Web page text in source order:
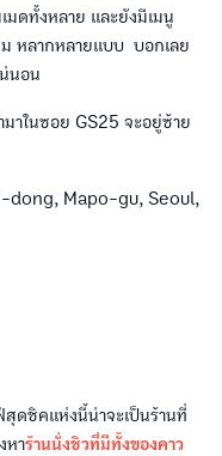
มดทั้งหลาย และยังมีเมนู
หลากหลายแบบ บอกเลย
นอน
มาในซอย GS25 จะอยู่ซ้าย
Mapo-gu, Seoul,
สุดชิคแห่งนี้น่าจะเป็นร้านที่
หาร้านนั่งชิวที่มีทั้งของคาว